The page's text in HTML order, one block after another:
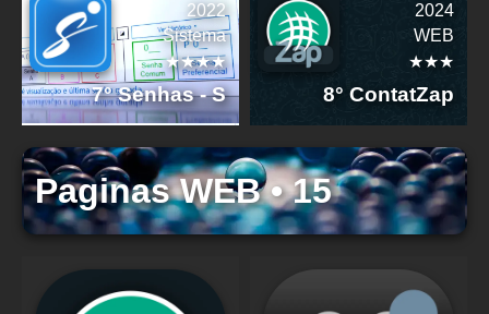
2022
Sistema
★★★★
7° Senhas - S
2024
WEB
★★★
8° ContatZap
Paginas WEB • 15